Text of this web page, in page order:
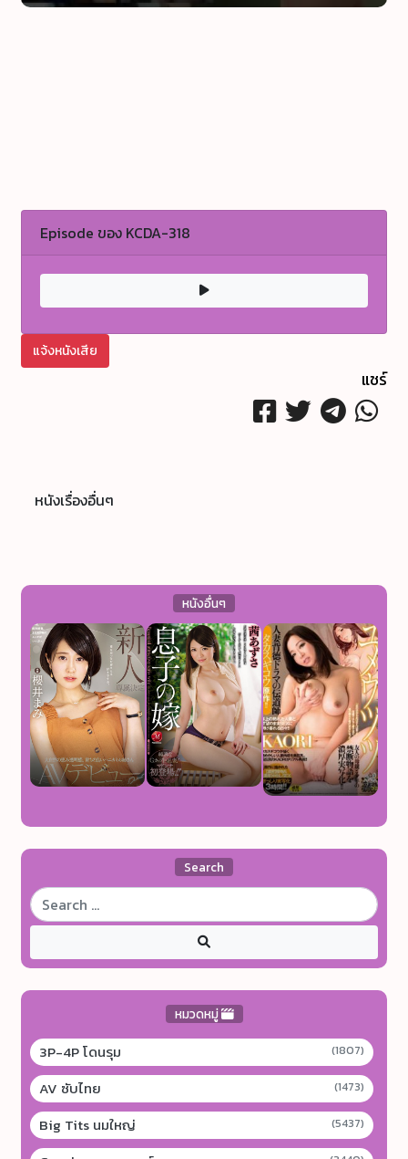
Episode ของ KCDA-318
แจ้งหนังเสีย
แชร์
หนังเรื่องอื่นๆ
หนังอื่นๆ
Search
หมวดหมู่
3P-4P โดนรุม (1807)
AV ซับไทย (1473)
Big Tits นมใหญ่ (5437)